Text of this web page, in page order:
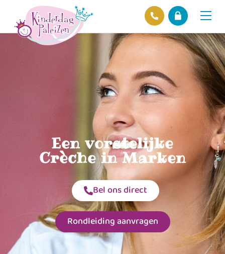
Een vorstelijke
Crèche in Marken
Bel ons direct
Rondleiding aanvragen